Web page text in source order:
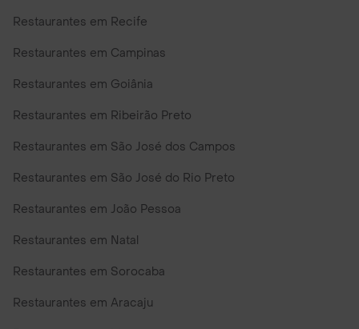
Restaurantes em Recife
Restaurantes em Campinas
Restaurantes em Goiânia
Restaurantes em Ribeirão Preto
Restaurantes em São José dos Campos
Restaurantes em São José do Rio Preto
Restaurantes em João Pessoa
Restaurantes em Natal
Restaurantes em Sorocaba
Restaurantes em Aracaju